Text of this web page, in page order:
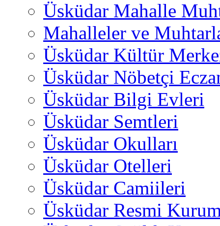
Üsküdar Mahalle
Mahalleler ve
Üsküdar Kültür
Üsküdar Nöbetçi
Üsküdar Bilgi Evleri
Üsküdar Semtleri
Üsküdar Okulları
Üsküdar Otelleri
Üsküdar Camiileri
Üsküdar Resmi